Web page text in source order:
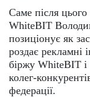
Саме після
WhiteBIT
позиціонує як
роздає рекламні
біржу WhiteBIT і
колег-
федерації.